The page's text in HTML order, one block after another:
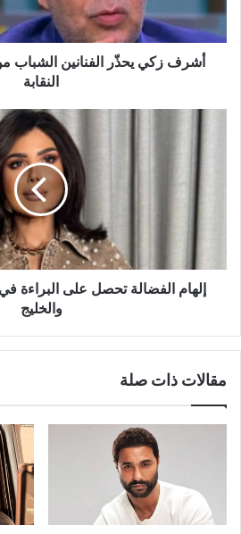
نصب
باسم
النقابةأشرف زكي يحذّر الفنانين
النقابة
البراءة
الكويت
والخليجإلهام الفضالة تحصل على البراءة
والخليج
مقالات ذات صلة